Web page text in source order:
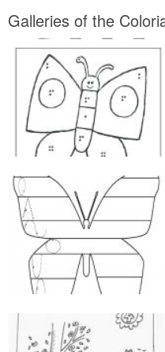
Galleries of the